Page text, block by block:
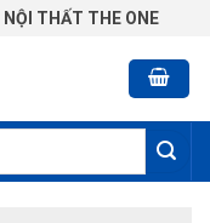
THẤT THE ONE